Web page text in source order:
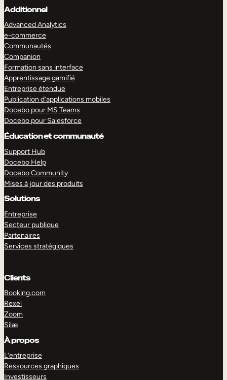
Additionnel
Advanced Analytics
e-commerce
Communautés
Companion
Formation sans interface
Apprentissage gamifié
Entreprise étendue
Publication d’applications mobiles
Docebo pour MS Teams
Docebo pour Salesforce
Éducation et communauté
Support Hub
Docebo Help
Docebo Community
Mises à jour des produits
Solutions
Entreprise
Secteur publique
Partenaires
Services stratégiques
Clients
Booking.com
Rexel
Zoom
Silæ
À propos
L’entreprise
Ressources graphiques
Investisseurs